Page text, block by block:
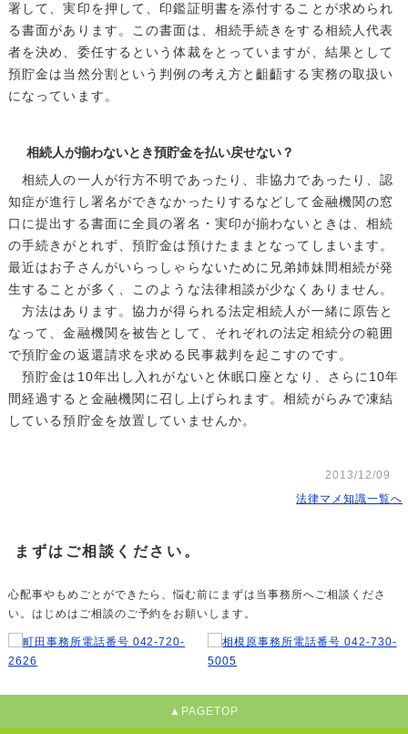
署して、実印を押して、印鑑証明書を添付することが求められ
る書面があります。この書面は、相続手続きをする相続人代表
者を決め、委任するという体裁をとっていますが、結果として
預貯金は当然分割という判例の考え方と齟齬する実務の取扱い
になっています。
相続人が揃わないとき預貯金を払い戻せない？
相続人の一人が行方不明であったり、非協力であったり、認
知症が進行し署名ができなかったりするなどして金融機関の窓
口に提出する書面に全員の署名・実印が揃わないときは、相続
の手続きがとれず、預貯金は預けたままとなってしまいます。
最近はお子さんがいらっしゃらないために兄弟姉妹間相続が発
生することが多く、このような法律相談が少なくありません。
方法はあります。協力が得られる法定相続人が一緒に原告と
なって、金融機関を被告として、それぞれの法定相続分の範囲
で預貯金の返還請求を求める民事裁判を起こすのです。
預貯金は10年出し入れがないと休眠口座となり、さらに10年
間経過すると金融機関に召し上げられます。相続がらみで凍結
している預貯金を放置していませんか。
2013/12/09
法律マメ知識一覧へ
まずはご相談ください。
心配事やもめごとができたら、悩む前にまずは当事務所へご相談くださ
い。はじめはご相談のご予約をお願いします。
▲PAGETOP